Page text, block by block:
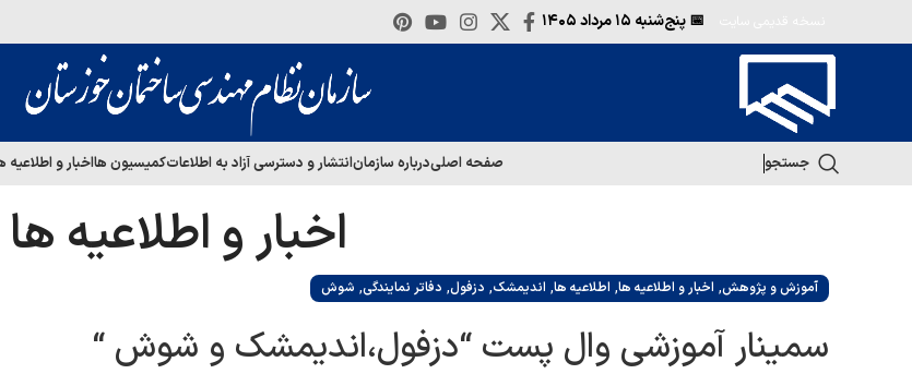
📅 پنج‌شنبه
جستجو صفحه اصلیدرباره سازمانانتشار و دسترسی آزاد به اطلاعاتکمیسیون هااخبار و اطلاعیه
اخبار و اطلاعیه ها
آموزش و پژوهش, اخبار و اطلاعیه ها, اطلاعیه ها, اندیمشک, دزفول, دفاتر نمایندگی, شوش
سمینار آموزشی وال پست “دزفول،اندیمشک و شوش “